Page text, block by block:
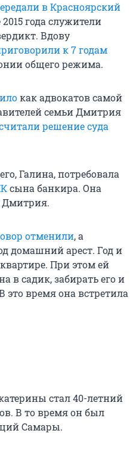
в Красноярский
2015 года служители
Вдову
к 7 годам
общего режима.
как адвокатов самой
семьи Дмитрия
решение суда
Галина, потребовала
сына банкира. Она
Дмитрия.
отменили, а
домашний арест. Год и
При этом ей
в садик, забирать его и
это время она встретила
стал 40-летний
В то время он был
Самары.